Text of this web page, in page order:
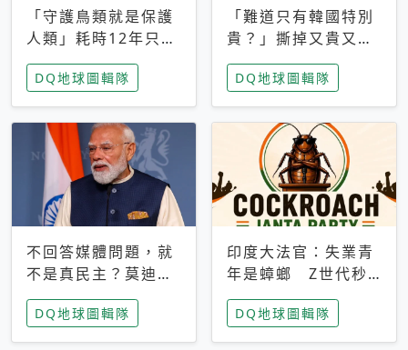
「守護鳥類就是保護
人類」耗時12年只為
追尋台灣最稀有的猛
禽 專訪《飛吧！熊
鷹》導演梁皆得
DQ地球圖輯隊
「難道只有韓國特別
貴？」撕掉又貴又難
用標籤，南韓2026推
公共衛生棉全面免費
DQ地球圖輯隊
不回答媒體問題，就
不是真民主？莫迪訪
歐拒回答問題 挪威
記者：你怕什麼
DQ地球圖輯隊
印度大法官：失業青
年是蟑螂 Z世代秒
成立「蟑螂人民
黨」，追蹤數是執政
黨兩倍
DQ地球圖輯隊